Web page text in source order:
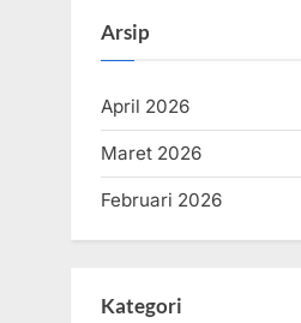
Arsip
April 2026
Maret 2026
Februari 2026
Kategori